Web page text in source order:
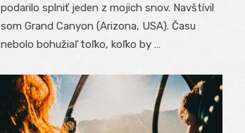
podarilo splniť jeden z mojich snov. Navštívil
som Grand Canyon (Arizona, USA). Času
nebolo bohužiaľ toľko, koľko by …